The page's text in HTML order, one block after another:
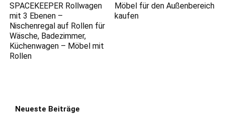
SPACEKEEPER Rollwagen
mit 3 Ebenen –
Nischenregal auf Rollen für
Wäsche, Badezimmer,
Küchenwagen – Möbel mit
Rollen
Möbel für den Außenbereich
kaufen
Neueste Beiträge